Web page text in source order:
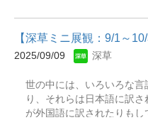
ちが見ている宇宙の最前
宇宙』『あなたがブラッ...
ート横） 主な展示資料『
史 : クレオパトラからナポ
ガまで』『かぐわしき植物
ヒトの科学』『香水のすべ
書』『調香師が語る香料
でわかる香りとフェロモ
ェロモンはある? 病気のに
ないでしょうか。今回の
ズ「まなびの基本」、ちく
ジュニア新書など、読み
内容の本を集めました。専
一冊をぜひ手に取ってみ
間：2025年9月3日(水)～
場 所：深草図書館和顔
【深草ミニ展観：9/1～
2025/09/09 深草
世の中には、いろいろな言
り、それらは日本語に訳
が外国語に訳されたりもし